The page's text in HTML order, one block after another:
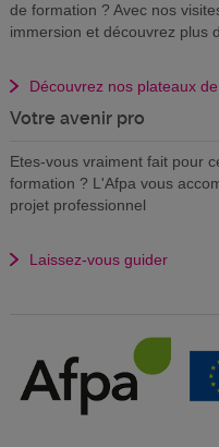
de formation ? Avec nos
immersion et découvrez plus
Découvrez nos plateaux
Votre avenir pro
Etes-vous vraiment fait pour
formation ? L'Afpa vous
projet professionnel
Laissez-vous guider